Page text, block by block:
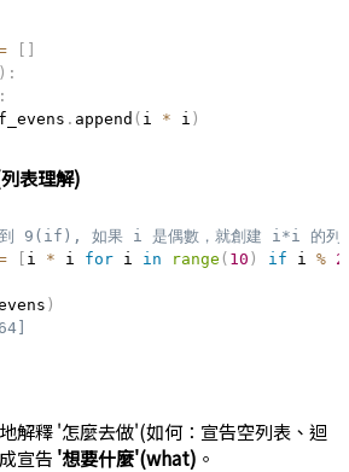
[ ]
) :
:
. append ( i * i )
表理解)
9(if), 如果 i 是偶數，就創建 i*i 的列
[ i * i for i in range ( 10 ) if i % 2
)
解釋 '怎麼去做'(如何：宣告空列表、迴
宣告 '想要什麼'(what) 。